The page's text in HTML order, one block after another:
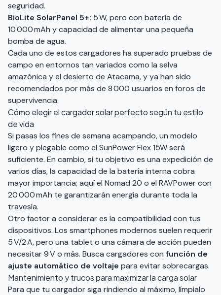
seguridad.
BioLite SolarPanel 5+: 5 W, pero con batería de
10 000 mAh y capacidad de alimentar una pequeña
bomba de agua.
Cada uno de estos cargadores ha superado pruebas de
campo en entornos tan variados como la selva
amazónica y el desierto de Atacama, y ya han sido
recomendados por más de 8 000 usuarios en foros de
supervivencia.
Cómo elegir el cargador solar perfecto según tu estilo
de vida
Si pasas los fines de semana acampando, un modelo
ligero y plegable como el SunPower Flex 15W será
suficiente. En cambio, si tu objetivo es una expedición de
varios días, la capacidad de la batería interna cobra
mayor importancia; aquí el Nomad 20 o el RAVPower con
20 000 mAh te garantizarán energía durante toda la
travesía.
Otro factor a considerar es la compatibilidad con tus
dispositivos. Los smartphones modernos suelen requerir
5 V/2 A, pero una tablet o una cámara de acción pueden
necesitar 9 V o más. Busca cargadores con función de
ajuste automático de voltaje para evitar sobrecargas.
Mantenimiento y trucos para maximizar la carga solar
Para que tu cargador siga rindiendo al máximo, límpialo